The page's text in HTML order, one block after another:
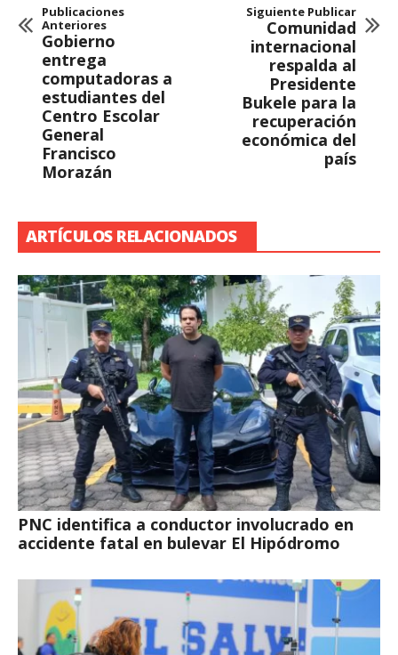
Publicaciones
Anteriores
Gobierno
entrega
computadoras a
estudiantes del
Centro Escolar
General
Francisco
Morazán
Siguiente Publicar
Comunidad
internacional
respalda al
Presidente
Bukele para la
recuperación
económica del
país
ARTÍCULOS RELACIONADOS
PNC identifica a conductor involucrado en
accidente fatal en bulevar El Hipódromo